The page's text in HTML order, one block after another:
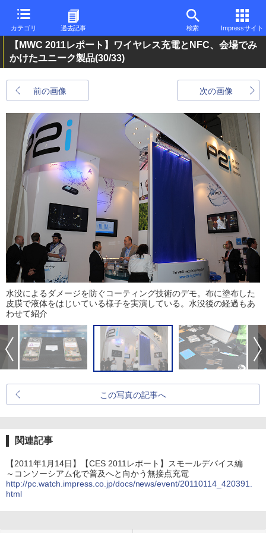
カテゴリ 過去記事 検索 Impressサイト
【MWC 2011レポート】ワイヤレス充電とNFC、会場でみ
かけたユニーク製品(30/33)
前の画像 次の画像
水没によるダメージを防ぐコーティング技術のデモ。布に塗布した
皮膜で液体をはじいている様子を実演している。水没後の経過もあ
わせて紹介
この写真の記事へ
関連記事
【2011年1月14日】【CES 2011レポート】スモールデバイス編
～コンソーシアム化で普及へと向かう無接点充電
http://pc.watch.impress.co.jp/docs/news/event/20110114_420391.
html